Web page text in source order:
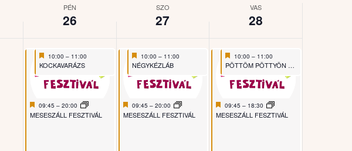
PÉN
26
SZO
27
VAS
28
Featured
June 26, 2026
09:45 – 20:00
Featured
MESESZÁLL FESZTIVÁL
Featured
June 26, 2026
10:00 – 11:00
Featured
KOCKAVARÁZS
Featured
June 27, 2026
09:45 – 20:00
Featured
MESESZÁLL FESZTIVÁL
Featured
June 27, 2026
10:00– 11:00
Featured
NÉGYKÉZLÁB
Featured
June 28, 2026
09:45– 18:30
Featured
MESESZÁLL FESZTIVÁL
Featured
June 28, 2026
10:00 – 11:00
Featured
PÖTTÖM PÖTTYÖN PÖTTYÖS PÖTTY